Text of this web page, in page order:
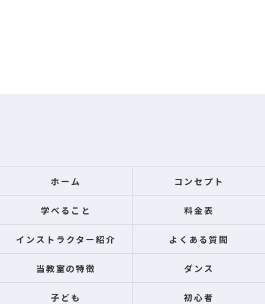
ホーム コンセプト
学べること 料金表
インストラクター紹介 よくある質問
当教室の特徴 ダンス
子ども 初心者